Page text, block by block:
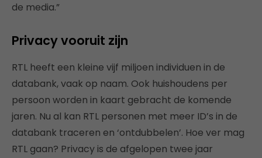
de media.”
Privacy vooruit zijn
RTL heeft een kleine vijf miljoen individuen in de
databank, vaak op naam. Ook huishoudens per
persoon worden in kaart gebracht de komende
jaren. Nu al kan RTL personen met meer ID’s in de
databank traceren en ‘ontdubbelen’. Hoe ver mag
RTL gaan? Privacy is de afgelopen twee jaar